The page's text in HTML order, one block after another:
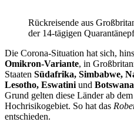
Rückreisende aus
der 14-tägigen
Die Corona-Situation hat sich,
Omikron-Variante, in
Staaten Südafrika, Simbabwe,
Lesotho, Eswatini und Botswana
Grund gelten diese Länder ab
Hochrisikogebiet. So hat das
entschieden.